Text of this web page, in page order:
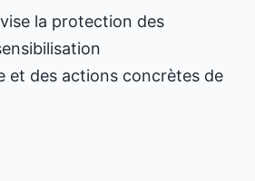
la protection des
et des actions concrètes de